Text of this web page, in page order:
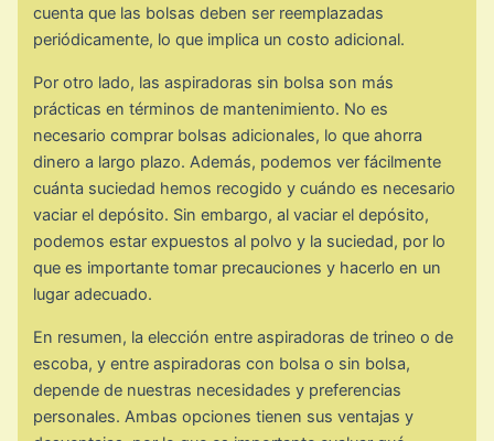
cuenta que las bolsas deben ser reemplazadas
periódicamente, lo que implica un costo adicional.
Por otro lado, las aspiradoras sin bolsa son más
prácticas en términos de mantenimiento. No es
necesario comprar bolsas adicionales, lo que ahorra
dinero a largo plazo. Además, podemos ver fácilmente
cuánta suciedad hemos recogido y cuándo es necesario
vaciar el depósito. Sin embargo, al vaciar el depósito,
podemos estar expuestos al polvo y la suciedad, por lo
que es importante tomar precauciones y hacerlo en un
lugar adecuado.
En resumen, la elección entre aspiradoras de trineo o de
escoba, y entre aspiradoras con bolsa o sin bolsa,
depende de nuestras necesidades y preferencias
personales. Ambas opciones tienen sus ventajas y